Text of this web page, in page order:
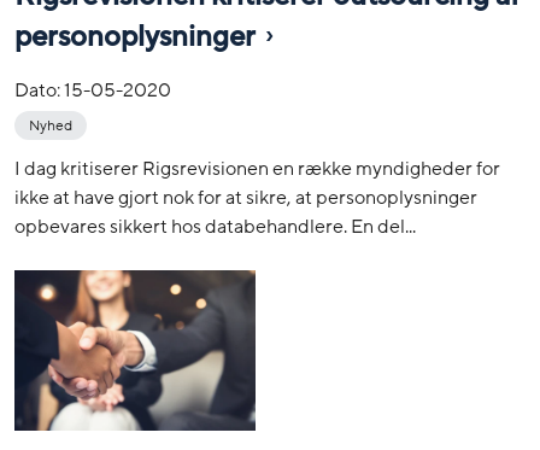
personoplysninger
Dato:15-05-2020
Nyhed
I dag kritiserer Rigsrevisionen en række myndigheder for
ikke at have gjort nok for at sikre, at personoplysninger
opbevares sikkert hos databehandlere. En del...